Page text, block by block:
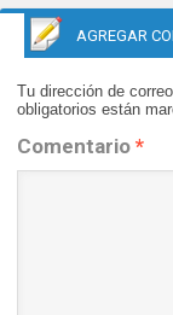
AGREGAR
Tu dirección de
obligatorios están
Comentario *